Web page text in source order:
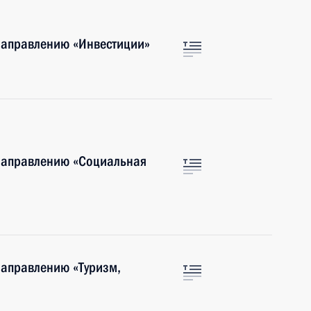
«Инвестиции»
«Социальная
«Туризм,